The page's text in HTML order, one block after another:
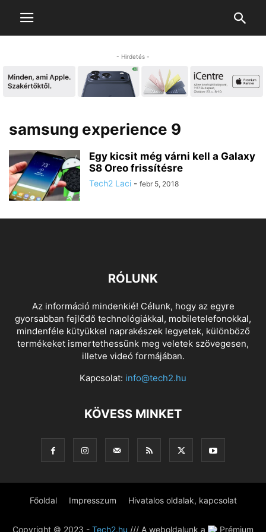
- Hirdetés -
samsung experience 9
Egy kicsit még várni kell a Galaxy
S8 Oreo frissítésre
Tech2 Laci - febr 5, 2018
RÓLUNK
Az információ mindenkié! Célunk, hogy az egyre
gyorsabban fejlődő technológiákkal, mobiletelefonokkal,
mindenféle kütyükkel naprakészek legyetek, különböző
termékeket ismertethessünk meg veletek szövegesen,
illetve videó formájában.
Kapcsolat: info@tech2.hu
KÖVESS MINKET
Főoldal Impresszum Hivatalos oldalak, kapcsolat
Copyright © 2023 - Tech2.hu /// A weboldalunk a Prémium